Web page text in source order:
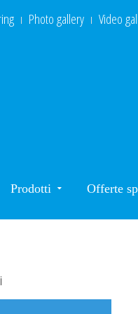
Photo gallery Video
Prodotti Offerte